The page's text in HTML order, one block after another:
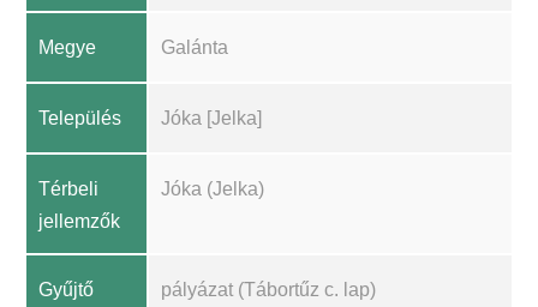
Megye Galánta
Település Jóka [Jelka]
Térbeli
jellemzők
Jóka (Jelka)
Gyűjtő pályázat (Tábortűz c. lap)